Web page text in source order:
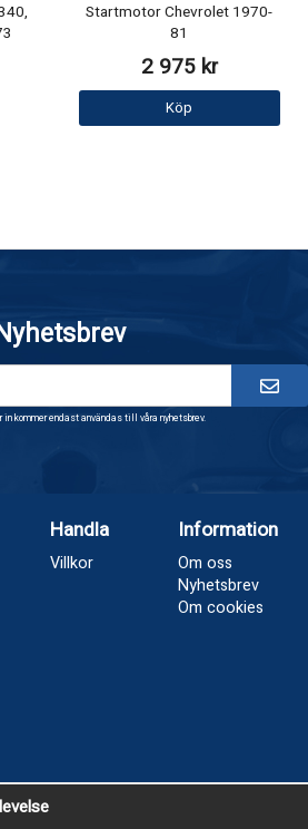
Startmotor Chevrolet 1970-
81
2 975 kr
Köp
in kommer endast användas till våra nyhetsbrev.
Handla
Villkor
Information
Om oss
Nyhetsbrev
Om cookies